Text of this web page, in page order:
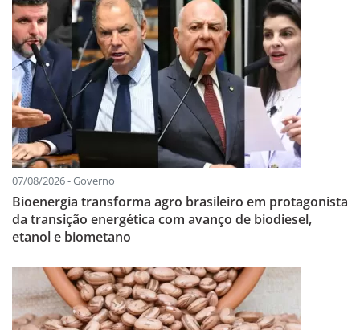
07/08/2026 - Governo
Bioenergia transforma agro brasileiro em protagonista
da transição energética com avanço de biodiesel,
etanol e biometano